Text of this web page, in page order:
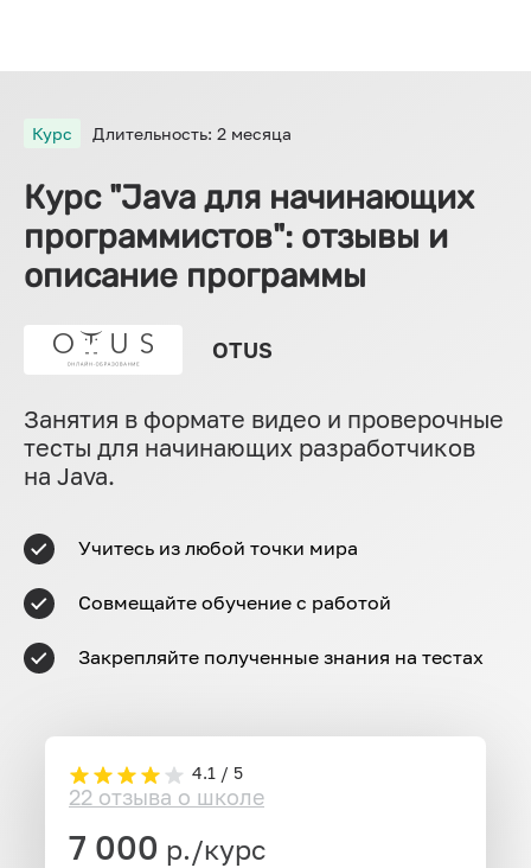
Курс Длительность: 2 месяца
Курс "Java для начинающих
программистов": отзывы и
описание программы
OTUS
Занятия в формате видео и проверочные
тесты для начинающих разработчиков
на Java.
Учитесь из любой точки мира
Совмещайте обучение с работой
Закрепляйте полученные знания на тестах
4.1 / 5
22 отзыва о школе
7 000 р./курс